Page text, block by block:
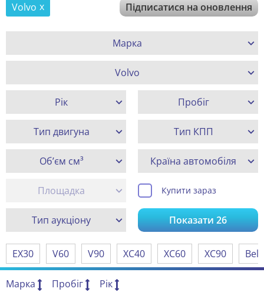
Volvo Підписатися на оновлення
Марка
Volvo
Рік Пробіг
Тип двигуна Тип КПП
Об’єм см³ Країна автомобіля
Площадка Купити зараз
Тип аукціону Показати26
EX30 V60 V90 XC40 XC60 XC90
Марка Пробіг Рік